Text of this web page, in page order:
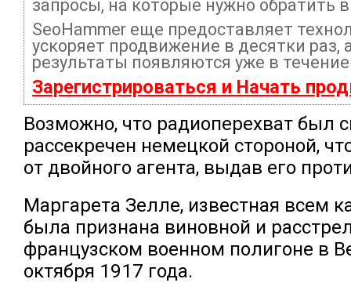
запросы, на которые нужно обратить
SeoHammer еще предоставляет
ускоряет продвижение в десятки раз,
результаты появляются уже в
Зарегистрироваться и Начать
Возможно, что радиоперехват был
рассекречен немецкой стороной,
от двойного агента, выдав его
Маргарета Зелле, известная всем
была признана виновной и
французском военном полигоне в
октября 1917 года.